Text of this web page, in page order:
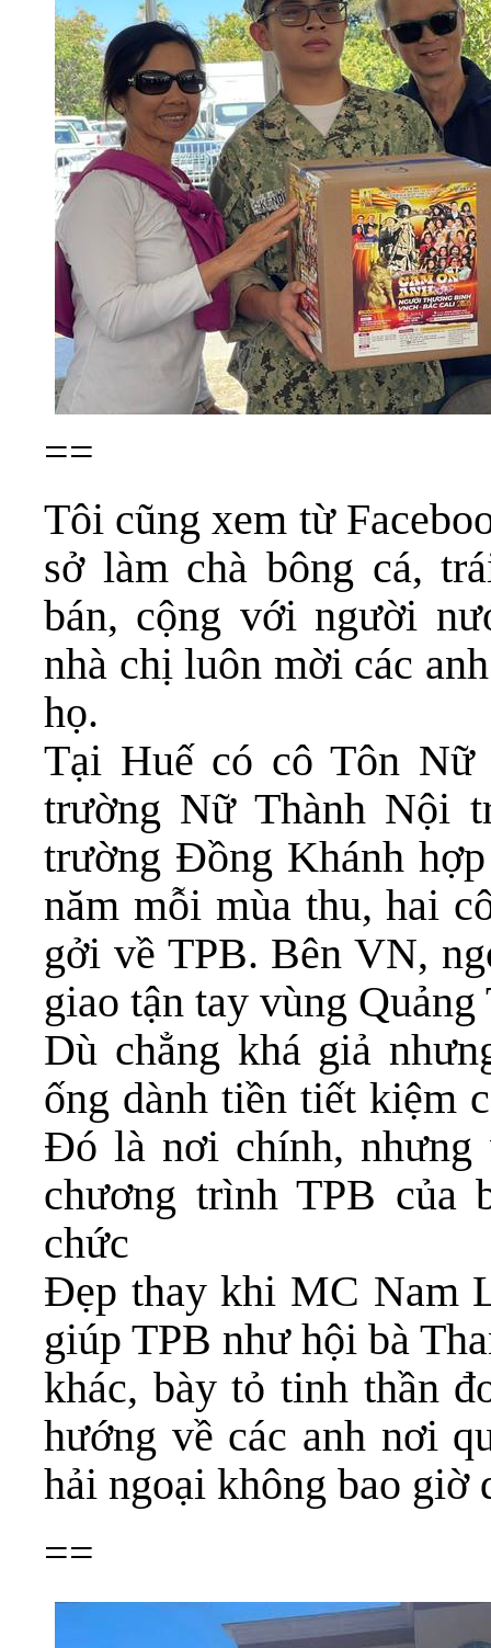
==
Tôi cũng xem từ
sở làm chà bông cá,
bán, cộng với người
nhà chị luôn mời các
họ.
Tại Huế có cô Tôn
trường Nữ Thành Nội
trường Đồng Khánh
năm mỗi mùa thu, hai
gởi về TPB. Bên VN,
giao tận tay vùng
Dù chẳng khá giả
ống dành tiền tiết kiệm
Đó là nơi chính, nhưng
chương trình TPB của
chức
Đẹp thay khi MC Nam
giúp TPB như hội bà
khác, bày tỏ tinh thần
hướng về các anh nơi
hải ngoại không bao giờ
==